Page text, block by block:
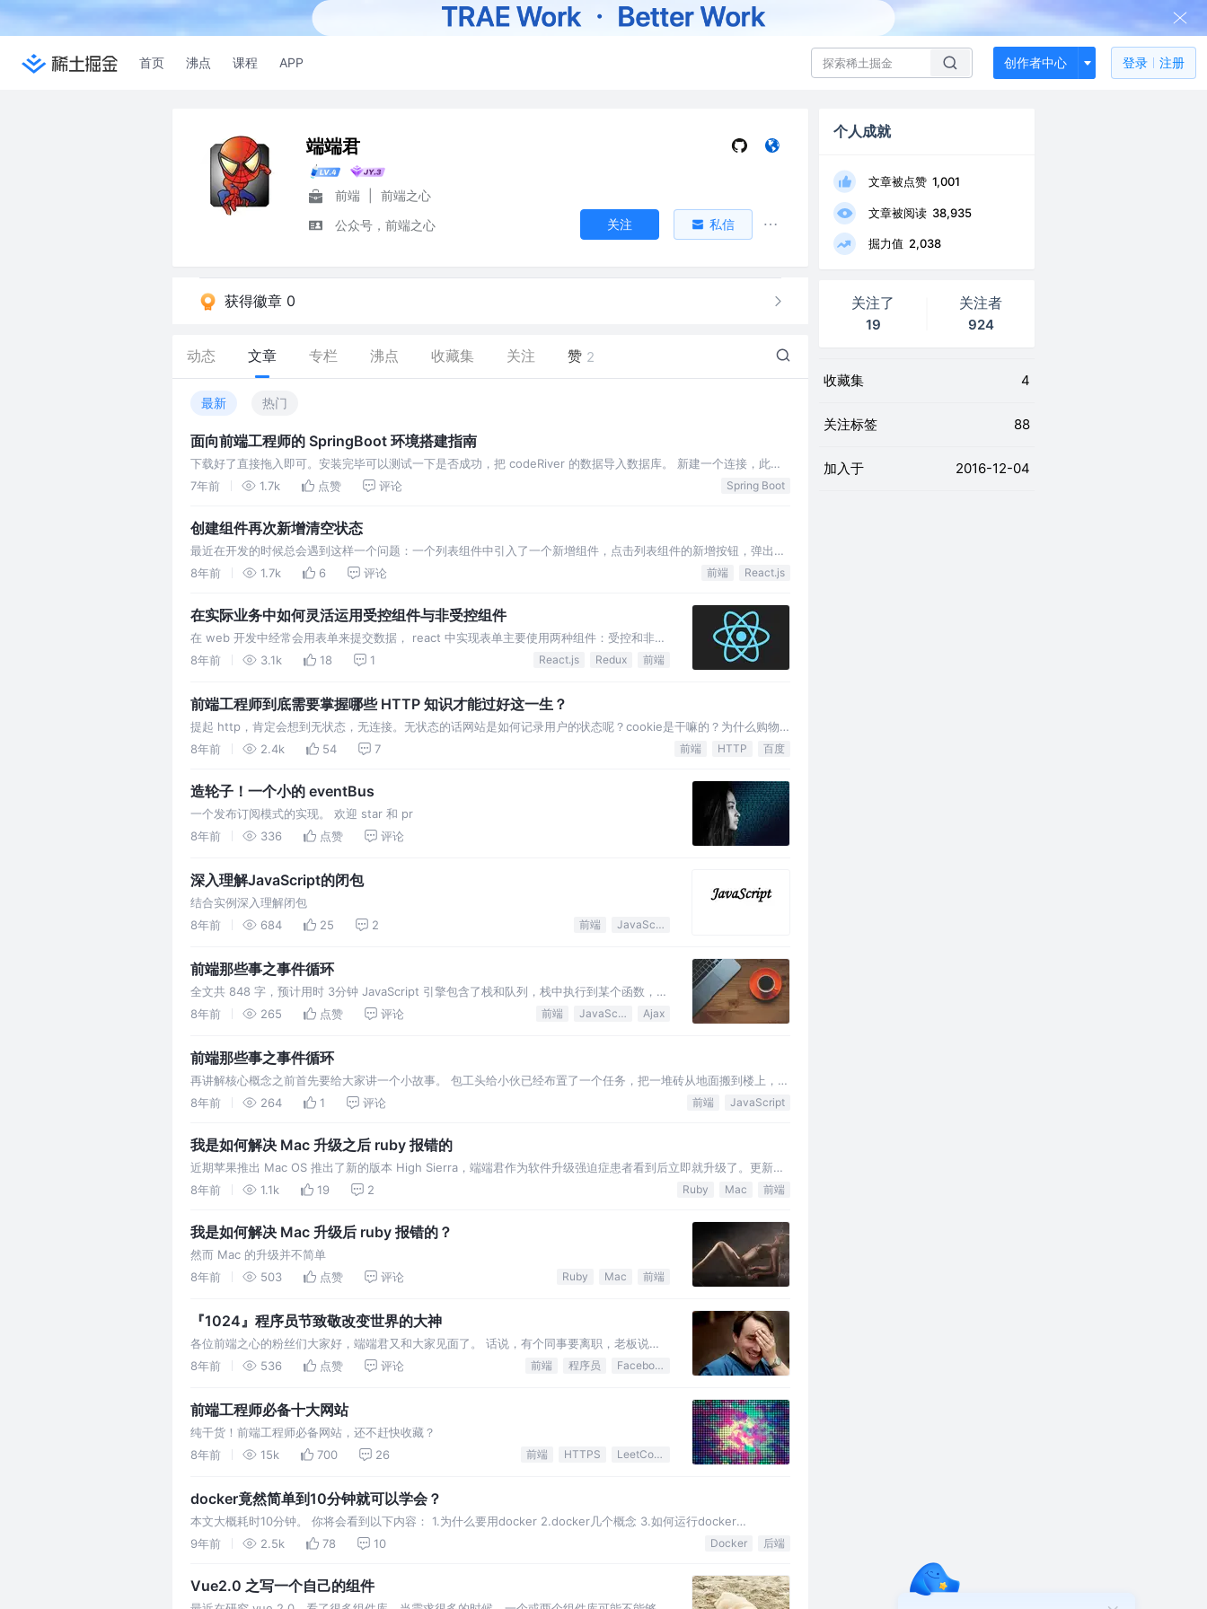
首页 沸点 课程 APP 创作者中心 登录 注册
端端君
前端
前端之心
公众号，前端之心
关注 私信
获得徽章 0
动态 文章 专栏 沸点 收藏集 关注 赞 2
最新 热门
面向前端工程师的 SpringBoot 环境搭建指南
下载好了直接拖入即可。安装完毕可以测试一下是否成功，把 codeRiver 的数据导入数据库。 新建一个连接，此步
骤是想让客户端链接到本地的数据库。填写之前的用户名和密码即可。 新建一个数据库，此步骤是在本地数据库中新
7年前 1.7k 点赞 评论 Spring Boot
创建组件再次新增清空状态
最近在开发的时候总会遇到这样一个问题：一个列表组件中引入了一个新增组件，点击列表组件的新增按钮，弹出来
新增窗口，新增结束之后再次新增，发现窗口还是填写了之前的内容。 为了形象地说明这个问题，举个例子吧，比如
8年前 1.7k 6 评论 前端 React.js
在实际业务中如何灵活运用受控组件与非受控组件
在 web 开发中经常会用表单来提交数据， react 中实现表单主要使用两种组件：受控和非受
控。两者的区别就在于组件内部的状态是否是全程受控的。受控组件的状态全程响应外部数据
样描述可能比较抽象，…
8年前 3.1k 18 1 React.js Redux 前端
前端工程师到底需要掌握哪些 HTTP 知识才能过好这一生？
提起 http，肯定会想到无状态，无连接。无状态的话网站是如何记录用户的状态呢？cookie是干嘛的？为什么购物
网站搜了一次鼠标，以后很多网站都会有小窗推荐鼠标？三次握手是个什么东西？多次请求是不是可以少握几次？ 当
8年前 2.4k 54 7 前端 HTTP 百度
造轮子！一个小的 eventBus
一个发布订阅模式的实现。 欢迎 star 和 pr
8年前
336 点赞 评论
深入理解JavaScript的闭包
结合实例深入理解闭包
8年前
684 25 2 前端 JavaScript
前端那些事之事件循环
全文共 848 字，预计用时 3分钟 JavaScript 引擎包含了栈和队列，栈中执行到某个函数，调
用了 webapi， webapi 执行完把消息函数放入任务队列，再通过某种调度，消息函数被压入
8年前 265 点赞 评论 前端 JavaScript Ajax
前端那些事之事件循环
再讲解核心概念之前首先要给大家讲一个小故事。 包工头给小伙已经布置了一个任务，把一堆砖从地面搬到楼上，于
是小伙就不紧不慢地搬着。这时，包工头接到了一个电话，说一会还会到几批水泥，也要搬上楼。包工头心想，现在
8年前 264 1 评论 前端 JavaScript
我是如何解决 Mac 升级之后 ruby 报错的
近期苹果推出 Mac OS 推出了新的版本 High Sierra，端端君作为软件升级强迫症患者看到后立即就升级了。更新时
间倒是不长，大约半个小时左右，但是当端端君准备开发的时候就出情况了。由于我使用了 CSS 的预编译器 SASS，
8年前 1.1k 19 2 Ruby Mac 前端
我是如何解决 Mac 升级后 ruby 报错的？
然而 Mac 的升级并不简单
8年前
503 点赞 评论 Ruby Mac 前端
『1024』程序员节致敬改变世界的大神
各位前端之心的粉丝们大家好，端端君又和大家见面了。 话说，有个同事要离职，老板说好
聚好散，给他办个送行宴。经过一周的周密准备，团购券、行车路线、饭后活动都安排好了。
同事。 哈哈，言归正传，今天是1…
8年前 536 点赞 评论 前端 程序员 Facebook
前端工程师必备十大网站
纯干货！前端工程师必备网站，还不赶快收藏？
8年前
15k 700 26 前端 HTTPS LeetCode
docker竟然简单到10分钟就可以学会？
本文大概耗时10分钟。 你将会看到以下内容： 1.为什么要用docker 2.docker几个概念 3.如何运行docker
container 4.如何build image 本文假定你有以下基础： 1.linux命令行（见参考链接） 2.必要的英语词汇 为什么要用
9年前 2.5k 78 10 Docker 后端
Vue2.0 之写一个自己的组件
个人成就
文章被点赞 1,001
文章被阅读 38,935
掘力值 2,038
关注了
19
关注者
924
收藏集 4
关注标签 88
加入于 2016-12-04